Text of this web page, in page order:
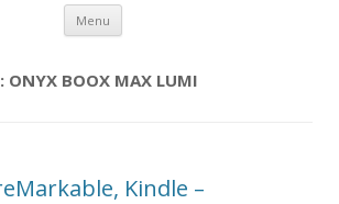
Menu Przejdź do treści
ONYX BOOX MAX LUMI
Kindle –